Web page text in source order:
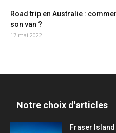
Road trip en Australie :
son van ?
17 mai 2022
Notre choix d'articles
Fraser